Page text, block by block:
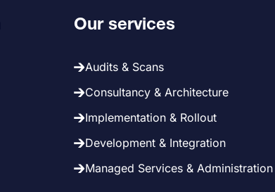
Our services
Audits & Scans
Consultancy & Architecture
Implementation & Rollout
Development & Integration
Managed Services & Administration